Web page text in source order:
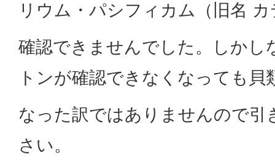
リウム・パシフィカム（旧名
確認できませんでした。しかし
トンが確認できなくなっても貝
なった訳ではありませんので引
さい。